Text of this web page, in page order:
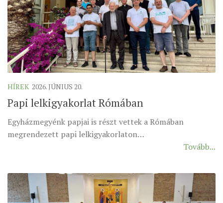
PÜSPÖKI DEKRÉTUM
ZSINATI IMA
ZSINAT MOTTÓJA, LOGÓJA
ZSINATI IRODA
KOORDINÁLÓ BIZOTTSÁG
ZSINATI TAGOK
MUNKADOKUMENTUMOK
ZSINATI HÍREK-ÚJSÁG
PASZTORÁLSZOCIOLÓGIAI FELMÉRÉS
„GYERMEKVÉDELMI” KIHÍVÁSOK KÁNONJOGI
MEGKÖZELÍTÉSBEN
HÍREK 2026. JÚNIUS 20.
Papi lelkigyakorlat Rómában
Egyházmegyénk papjai is részt vettek a Rómában
megrendezett papi lelkigyakorlaton…
Tovább...